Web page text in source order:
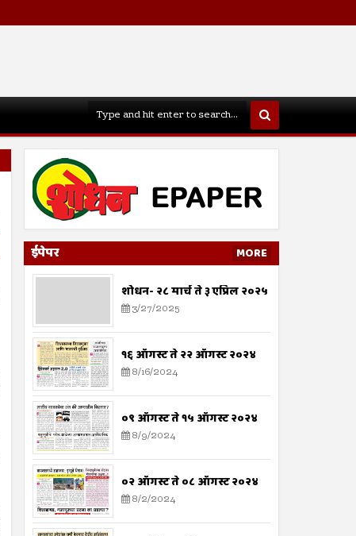
ईपेपर MORE
शोधन- २८ मार्च ते ३ एप्रिल २०२५
3/27/2025
१६ ऑगस्ट ते २२ ऑगस्ट २०२४
8/16/2024
०९ ऑगस्ट ते १५ ऑगस्ट २०२४
8/9/2024
०२ ऑगस्ट ते ०८ ऑगस्ट २०२४
8/2/2024